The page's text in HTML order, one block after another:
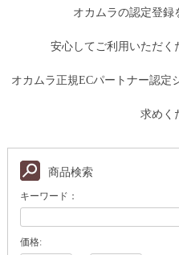
商品検索
キーワード：
価格:
オカムラの認定登録
安心してご利用いただく
オカムラ正規ECパートナー認定
求めく